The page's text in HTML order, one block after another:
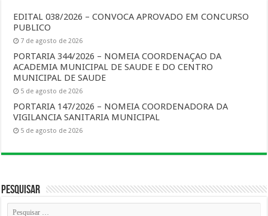
EDITAL 038/2026 – CONVOCA APROVADO EM CONCURSO
PUBLICO
7 de agosto de 2026
PORTARIA 344/2026 – NOMEIA COORDENAÇAO DA
ACADEMIA MUNICIPAL DE SAUDE E DO CENTRO
MUNICIPAL DE SAUDE
5 de agosto de 2026
PORTARIA 147/2026 – NOMEIA COORDENADORA DA
VIGILANCIA SANITARIA MUNICIPAL
5 de agosto de 2026
Pesquisar